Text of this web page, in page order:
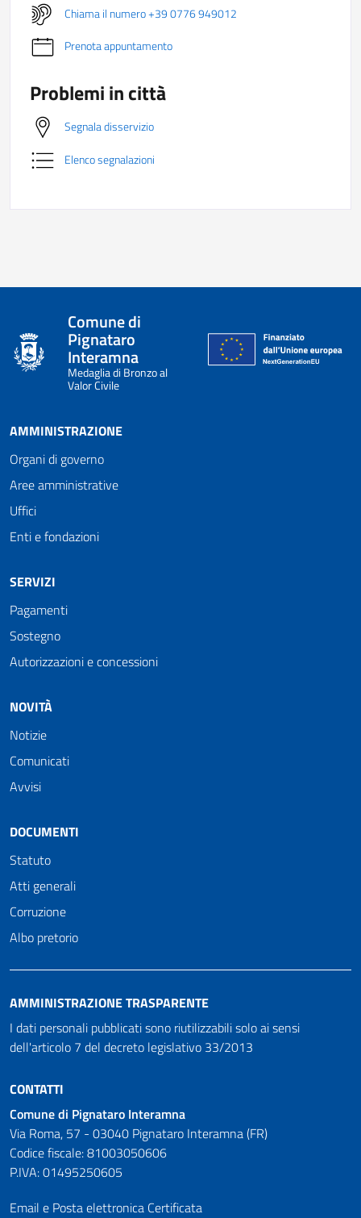
Chiama il numero +39 0776 949012
Prenota appuntamento
Problemi in città
Segnala disservizio
Elenco segnalazioni
Comune di
Pignataro
Interamna
Medaglia di Bronzo al
Valor Civile
AMMINISTRAZIONE
Organi di governo
Aree amministrative
Uffici
Enti e fondazioni
SERVIZI
Pagamenti
Sostegno
Autorizzazioni e concessioni
NOVITÀ
Notizie
Comunicati
Avvisi
DOCUMENTI
Statuto
Atti generali
Corruzione
Albo pretorio
AMMINISTRAZIONE TRASPARENTE
I dati personali pubblicati sono riutilizzabili solo ai sensi
dell'articolo 7 del decreto legislativo 33/2013
CONTATTI
Comune di Pignataro Interamna
Via Roma, 57 - 03040 Pignataro Interamna (FR)
Codice fiscale: 81003050606
P.IVA: 01495250605
Email e Posta elettronica Certificata